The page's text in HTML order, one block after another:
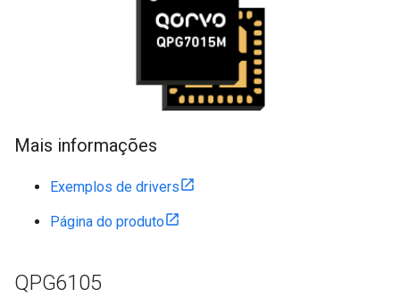
Mais informações
Exemplos de drivers
Página do produto
QPG6105